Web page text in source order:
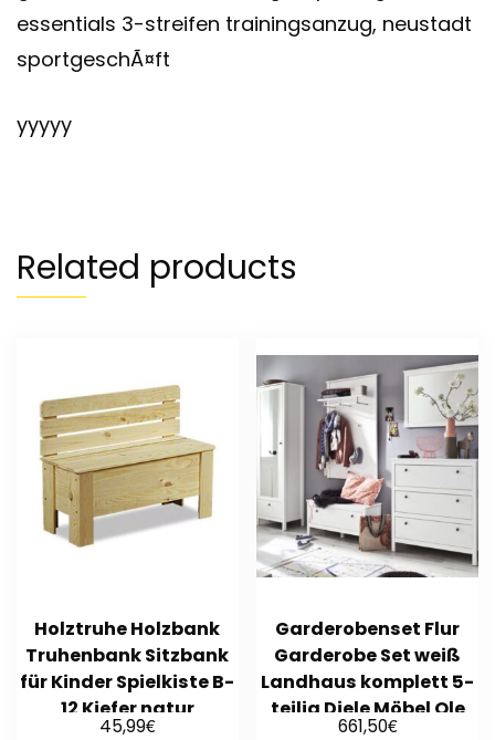
essentials 3-streifen trainingsanzug, neustadt
sportgeschÃ¤ft
yyyyy
Related products
Holztruhe Holzbank
Truhenbank Sitzbank
für Kinder Spielkiste B-
12 Kiefer natur
45,99€
Garderobenset Flur
Garderobe Set weiß
Landhaus komplett 5-
teilig Diele Möbel Ole
661,50€